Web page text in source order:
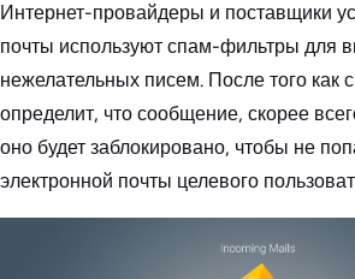
Интернет-провайдеры и поставщики
почты используют спам-фильтры для
нежелательных писем. После того как
определит, что сообщение, скорее
оно будет заблокировано, чтобы не
электронной почты целевого